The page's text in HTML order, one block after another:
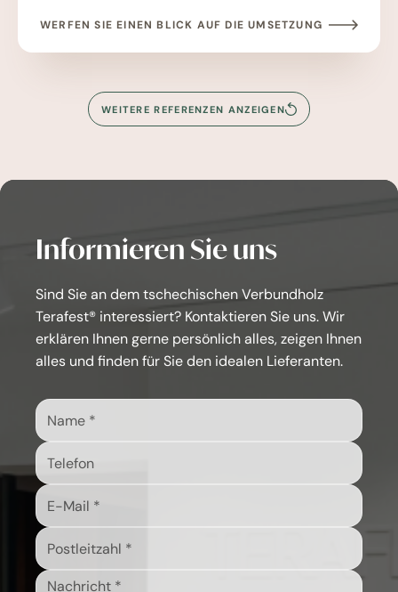
WERFEN SIE EINEN BLICK AUF DIE UMSETZUNG
WEITERE REFERENZEN ANZEIGEN
Informieren Sie uns
Sind Sie an dem tschechischen Verbundholz
Terafest® interessiert? Kontaktieren Sie uns. Wir
erklären Ihnen gerne persönlich alles, zeigen Ihnen
alles und finden für Sie den idealen Lieferanten.